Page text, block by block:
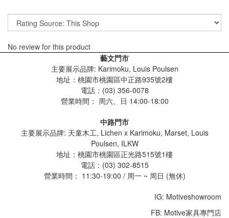
No review for this product
藝文門市
主要展示品牌: Karimoku, Louis Poulsen
地址：桃園市桃園區中正路935號2樓
電話：(03) 356-0078
營業時間： 周六、日 14:00-18:00
中路門市
主要展示品牌: 天童木工, Lichen x Karimoku, Marset, Louis
Poulsen, ILKW
地址：桃園市桃園區正光路515號1樓
電話：(03) 302-8515
營業時間： 11:30-19:00 / 周一 ~ 周日 (無休)
IG: Motiveshowroom
FB: Motive家具專門店